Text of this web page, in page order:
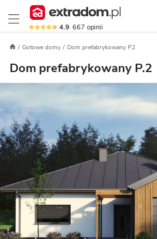
4.9 667 opinii
Gotowe domy Dom prefabrykowany P.2
Dom prefabrykowany P.2